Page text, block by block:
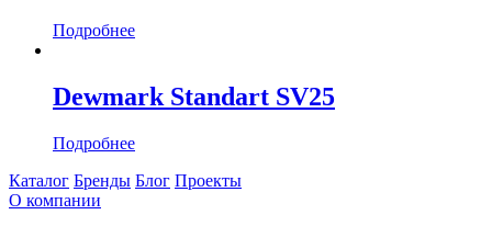
Подробнее
Dewmark Standart SV25
Подробнее
Каталог Бренды Блог Проекты
О компании